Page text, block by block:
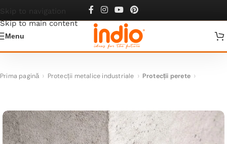
Skip to navigation
Skip to main content
Menu
Prima pagină Protecții metalice industriale Protecții perete